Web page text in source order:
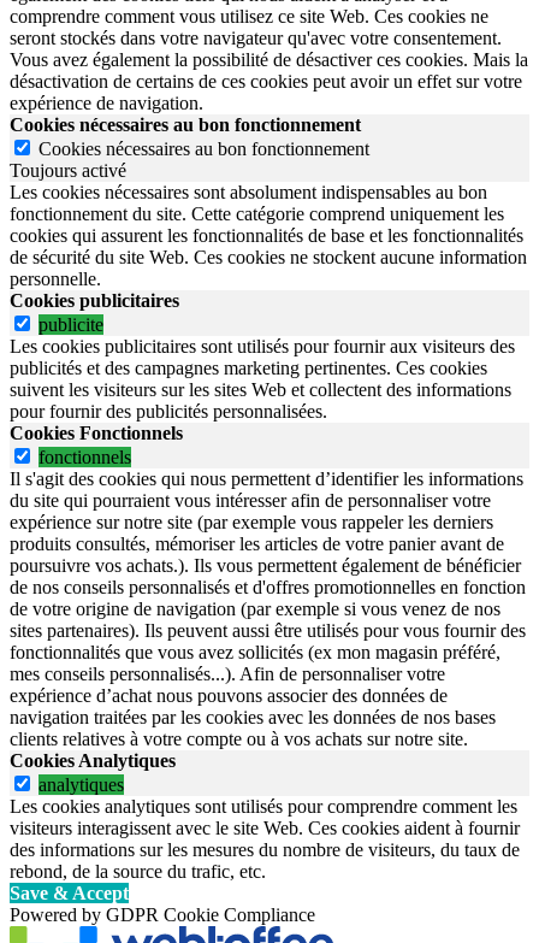
comprendre comment vous utilisez ce site Web. Ces cookies ne
seront stockés dans votre navigateur qu'avec votre consentement.
Vous avez également la possibilité de désactiver ces cookies. Mais la
désactivation de certains de ces cookies peut avoir un effet sur votre
expérience de navigation.
Cookies nécessaires au bon fonctionnement
Cookies nécessaires au bon fonctionnement
Toujours activé
Les cookies nécessaires sont absolument indispensables au bon
fonctionnement du site. Cette catégorie comprend uniquement les
cookies qui assurent les fonctionnalités de base et les fonctionnalités
de sécurité du site Web. Ces cookies ne stockent aucune information
personnelle.
Cookies publicitaires
publicite
Les cookies publicitaires sont utilisés pour fournir aux visiteurs des
publicités et des campagnes marketing pertinentes. Ces cookies
suivent les visiteurs sur les sites Web et collectent des informations
pour fournir des publicités personnalisées.
Cookies Fonctionnels
fonctionnels
Il s'agit des cookies qui nous permettent d’identifier les informations
du site qui pourraient vous intéresser afin de personnaliser votre
expérience sur notre site (par exemple vous rappeler les derniers
produits consultés, mémoriser les articles de votre panier avant de
poursuivre vos achats.). Ils vous permettent également de bénéficier
de nos conseils personnalisés et d'offres promotionnelles en fonction
de votre origine de navigation (par exemple si vous venez de nos
sites partenaires). Ils peuvent aussi être utilisés pour vous fournir des
fonctionnalités que vous avez sollicités (ex mon magasin préféré,
mes conseils personnalisés...). Afin de personnaliser votre
expérience d’achat nous pouvons associer des données de
navigation traitées par les cookies avec les données de nos bases
clients relatives à votre compte ou à vos achats sur notre site.
Cookies Analytiques
analytiques
Les cookies analytiques sont utilisés pour comprendre comment les
visiteurs interagissent avec le site Web. Ces cookies aident à fournir
des informations sur les mesures du nombre de visiteurs, du taux de
rebond, de la source du trafic, etc.
Save & Accept
Powered by GDPR Cookie Compliance